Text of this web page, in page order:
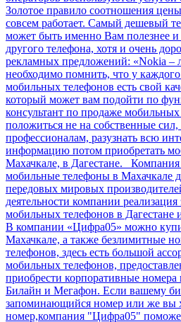
Золотое правило соотношения цены
совсем работает. Самый дешевый
может быть именно Вам полезнее и
другого телефона, хотя и очень
рекламных предложений: «Nokia –
необходимо помнить, что у
мобильных телефонов есть свой
который может вам подойти по
консультант по продаже
положиться не на собственные сил,
профессионалам, разузнать всю
информацию потом приобретать
Махачкале, в Дагестане.
мобильные телефоны в Махачкале
передовых мировых
деятельности компании
мобильных телефонов в Дагестане
В компании «Цифра05» можно
Махачкале, а также безлимитные
телефонов, здесь есть большой
мобильных телефонов,
приобрести корпоративные
Билайн и Мегафон. Если вашему
запоминающийся номер или же вы
номер,компания "Цифра05"